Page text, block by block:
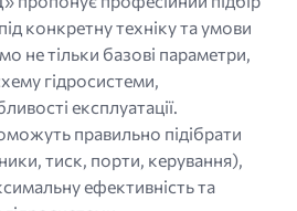
конкретну техніку та умови
не тільки базові параметри,
гідросистеми,
експлуатації.
правильно підібрати
тиск, порти, керування),
ефективність та